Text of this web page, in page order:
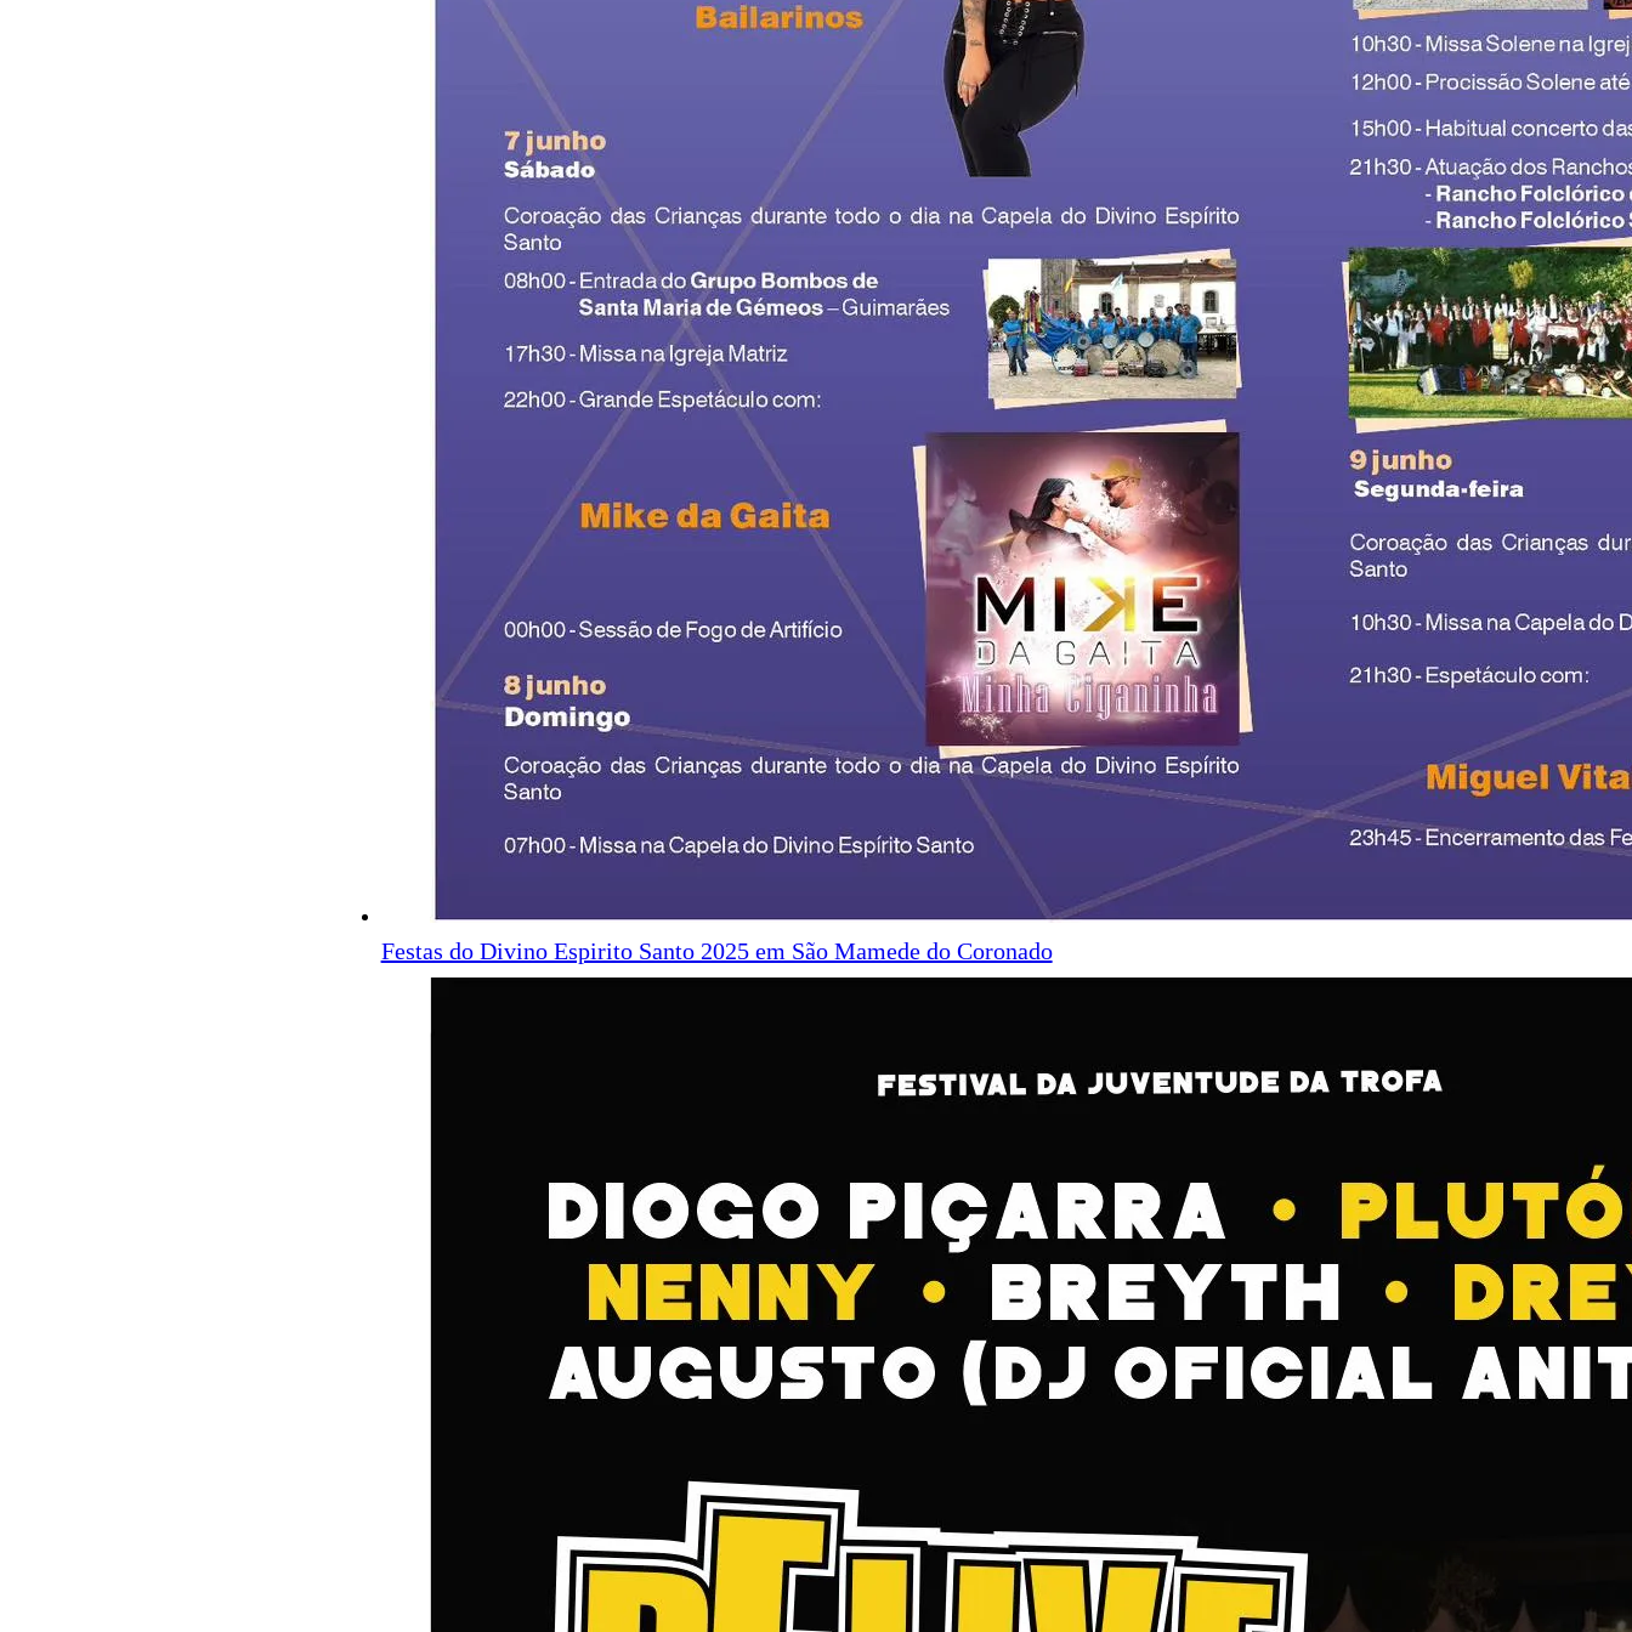
Festas do Divino Espirito Santo 2025 em São Mamede do Coronado